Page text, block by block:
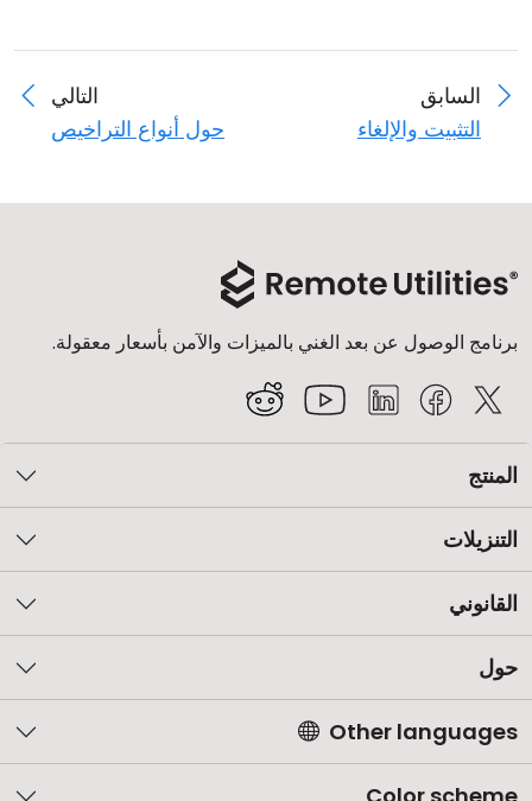
السابق
التثبيت والإلغاء
التالي
حول أنواع التراخيص
برنامج الوصول عن بعد الغني بالميزات والآمن بأسعار معقولة.
المنتج
التنزيلات
القانوني
حول
Other languages